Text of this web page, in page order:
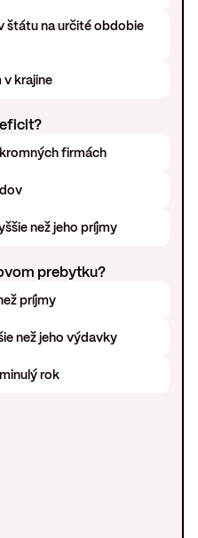
štátu na určité obdobie
krajine
firmách
než jeho príjmy
prebytku?
príjmy
než jeho výdavky
rok